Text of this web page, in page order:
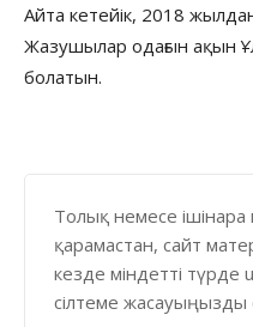
Айта кетейік, 2018
Жазушылар одағын ақын
болатын.
Толық немесе ішінара
қарамастан, сайт
кезде міндетті түрде
сілтеме жасауыңызды